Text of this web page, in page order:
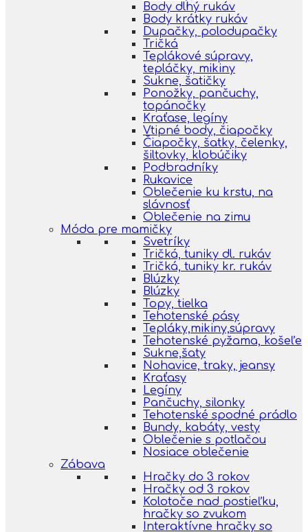
Body dlhý rukáv
Body krátky rukáv
Dupačky, polodupačky
Tričká
Teplákové súpravy,
tepláčky, mikiny
Sukne, šatičky
Ponožky, pančuchy,
topánočky
Kraťase, legíny
Vtipné body, čiapočky
Čiapočky, šatky, čelenky,
šiltovky, klobúčiky
Podbradníky
Rukavice
Oblečenie ku krstu, na
slávnosť
Oblečenie na zimu
Móda pre mamičky
Svetríky
Tričká, tuniky dl. rukáv
Tričká, tuniky kr. rukáv
Blúzky
Blúzky
Topy, tielka
Tehotenské pásy
Tepláky,mikiny,súpravy
Tehotenské pyžama, košeľe
Sukne,šaty
Nohavice, traky, jeansy
Kraťasy
Legíny
Pančuchy, silonky
Tehotenské spodné prádlo
Bundy, kabáty, vesty
Oblečenie s potlačou
Nosiace oblečenie
Zábava
Hračky do 3 rokov
Hračky od 3 rokov
Kolotoče nad postieľku,
hračky so zvukom
Interaktívne hračky so